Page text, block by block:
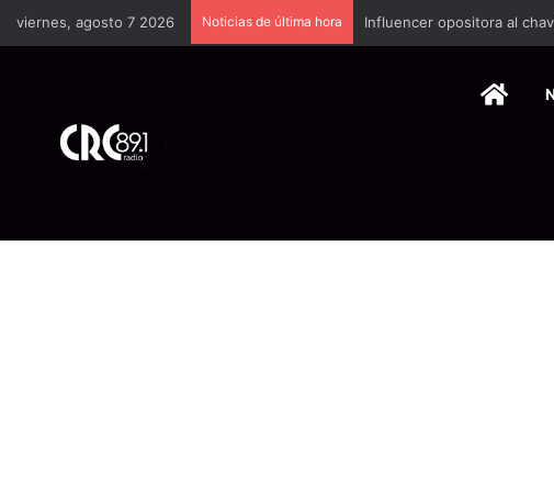
viernes, agosto 7 2026 Noticias de última hora
HOME